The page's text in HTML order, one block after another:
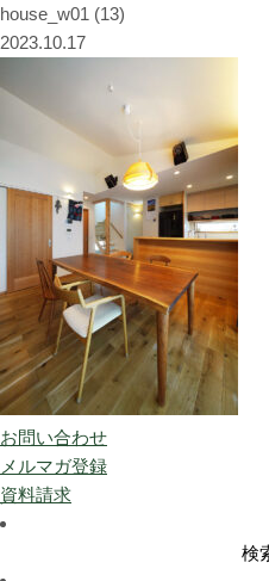
house_w01 (13)
2023.10.17
お問い合わせ
メルマガ登録
資料請求